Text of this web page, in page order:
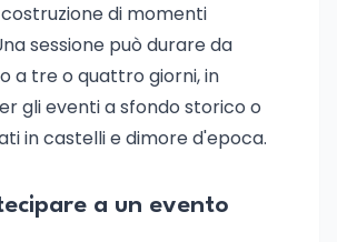
di momenti
sessione può durare da
a tre o quattro giorni, in
gli eventi a sfondo storico o
in castelli e dimore d'epoca.
a un evento